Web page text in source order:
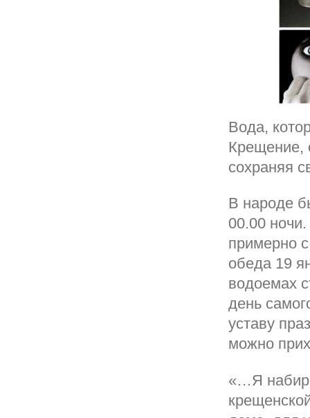
Вода,
Крещение,
сохраняя
В народе
00.00
примерно
обеда 19
водоемах
день
уставу
можно
«…Я